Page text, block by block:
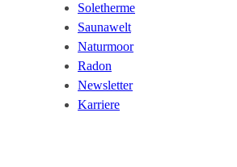
Soletherme
Saunawelt
Naturmoor
Radon
Newsletter
Karriere